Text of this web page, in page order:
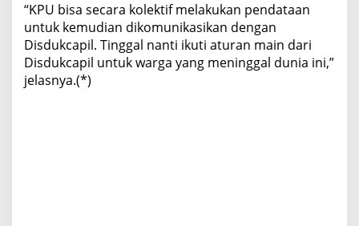
“KPU bisa secara kolektif melakukan pendataan
untuk kemudian dikomunikasikan dengan
Disdukcapil. Tinggal nanti ikuti aturan main dari
Disdukcapil untuk warga yang meninggal dunia ini,”
jelasnya.(*)